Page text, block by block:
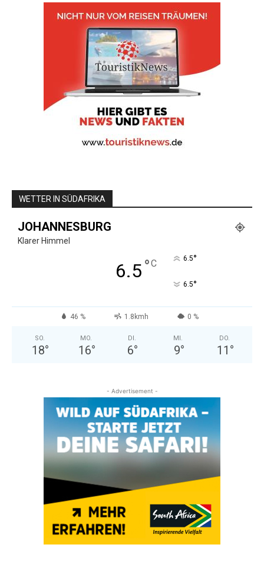
WETTER IN SÜDAFRIKA
JOHANNESBURG
Klarer Himmel
6.5°C 6.5°
6.5°
46 % 1.8kmh 0 %
SO.
18°
MO.
16°
DI.
6°
MI.
9°
DO.
11 °
- Advertisement -